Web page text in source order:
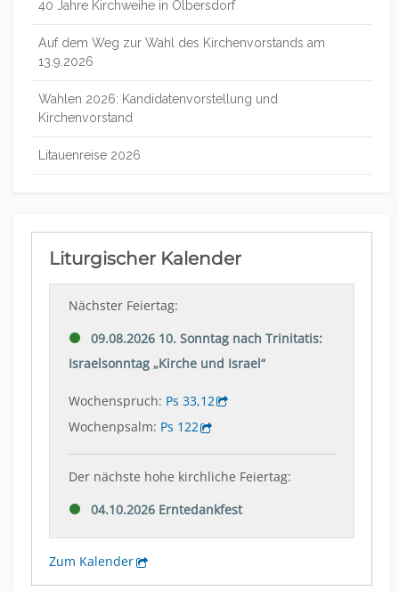
40 Jahre Kirchweihe in Olbersdorf
Auf dem Weg zur Wahl des Kirchenvorstands am
13.9.2026
Wahlen 2026: Kandidatenvorstellung und
Kirchenvorstand
Litauenreise 2026